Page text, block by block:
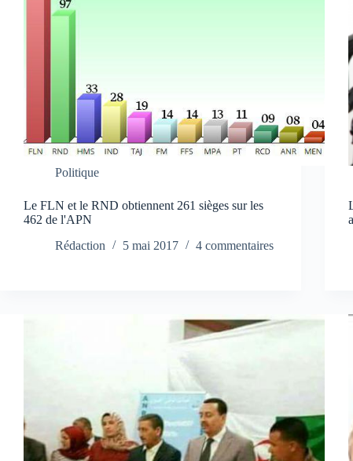
Politique
Le FLN et le RND obtiennent 261 sièges sur les
462 de l'APN
Rédaction
5 mai 2017 4 commentaires